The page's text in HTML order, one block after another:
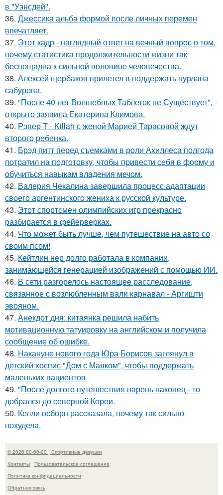
в "Уэнсдей".
36. Джессика альба формой после личных перемен
впечатляет.
37. Этот кадр - наглядный ответ на вечный вопрос о том,
почему статистика продолжительности жизни так
беспощадна к сильной половине человечества.
38. Алексей щербаков прилетел в поддержать нурлана
сабурова.
39. "После 40 лет Волшебных Таблеток не Существует", -
открыто заявила Екатерина Климова.
40. Рэпер T - Killah с женой Марией Тарасовой ждут
второго ребенка.
41. Брэд питт перед съемками в роли Ахиллеса полгода
потратил на подготовку, чтобы привести себя в форму и
обучиться навыкам владения мечом.
42. Валерия Чекалина завершила процесс адаптации
своего аргентинского жениха к русской культуре.
43. Этот спортсмен олимпийских игр прекрасно
разбирается в фейерверках.
44. Что может быть лучше, чем путешествие на авто со
своим псом!
45. Кейтлин нер долго работала в компании,
занимающейся генерацией изображений с помощью ИИ.
46. В сети разгорелось настоящее расследование,
связанное с возлюбленным вали карнавал - Аргишти
эвояном.
47. Aнекдот дня: китаянка решила набить
мотивационную татуировку на английском и получила
сообщение об ошибке.
48. Накануне нового года Юра Борисов заглянул в
детский хоспис "Дом с Маяком", чтобы поддержать
маленьких пациентов.
49. "После долгого путешествия парень наконец - то
добрался до северной Кореи.
50. Келли осборн рассказала, почему так сильно
похудела.
© 2026 90-60-90 | Спортивные девушки
Контакты
Пользовательское соглашение
Политика конфидециальности
Обратная связь